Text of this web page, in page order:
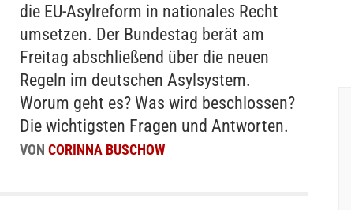
die EU-Asylreform in nationales Recht
umsetzen. Der Bundestag berät am
Freitag abschließend über die neuen
Regeln im deutschen Asylsystem.
Worum geht es? Was wird beschlossen?
Die wichtigsten Fragen und Antworten.
VON CORINNA BUSCHOW